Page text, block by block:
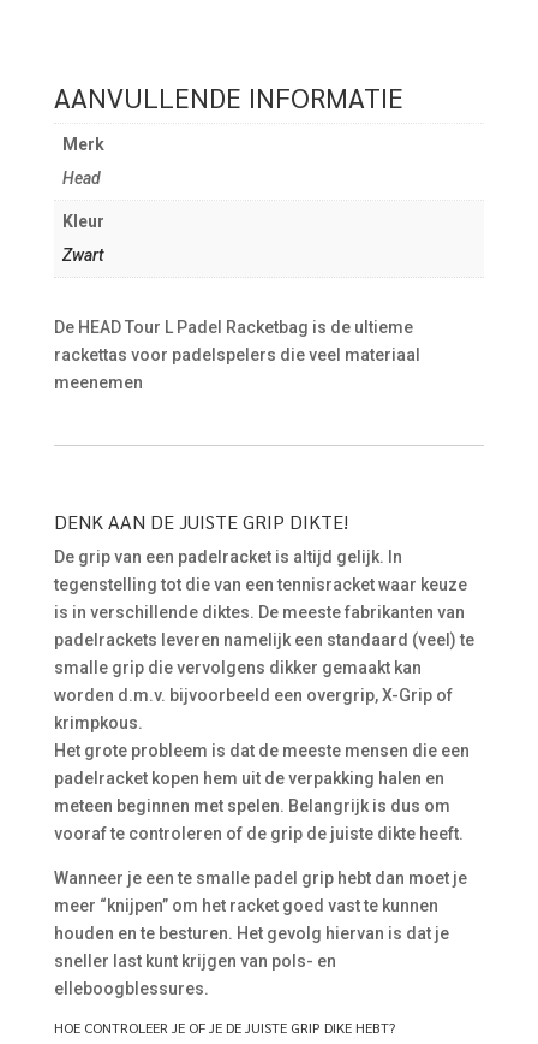
AANVULLENDE INFORMATIE
Merk
Head
Kleur
Zwart
De HEAD Tour L Padel Racketbag is de ultieme
rackettas voor padelspelers die veel materiaal
meenemen
DENK AAN DE JUISTE GRIP DIKTE!
De grip van een padelracket is altijd gelijk. In
tegenstelling tot die van een tennisracket waar keuze
is in verschillende diktes. De meeste fabrikanten van
padelrackets leveren namelijk een standaard (veel) te
smalle grip die vervolgens dikker gemaakt kan
worden d.m.v. bijvoorbeeld een overgrip, X-Grip of
krimpkous.
Het grote probleem is dat de meeste mensen die een
padelracket kopen hem uit de verpakking halen en
meteen beginnen met spelen. Belangrijk is dus om
vooraf te controleren of de grip de juiste dikte heeft.
Wanneer je een te smalle padel grip hebt dan moet je
meer “knijpen” om het racket goed vast te kunnen
houden en te besturen. Het gevolg hiervan is dat je
sneller last kunt krijgen van pols- en
elleboogblessures.
HOE CONTROLEER JE OF JE DE JUISTE GRIP DIKE HEBT?